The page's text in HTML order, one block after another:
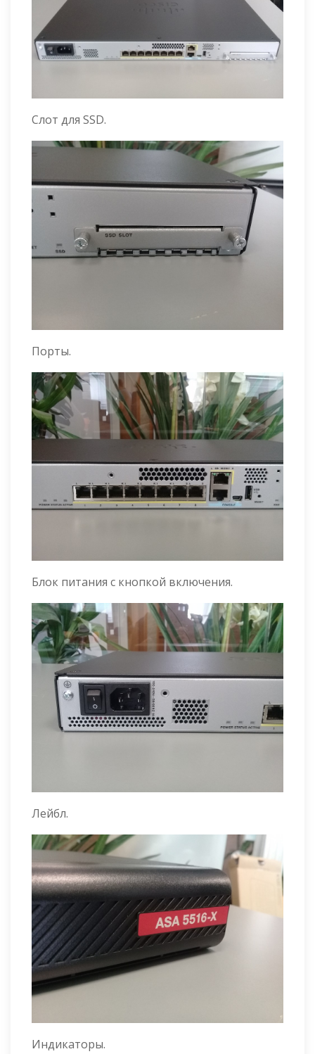
Слот для SSD.
Порты.
Блок питания с кнопкой включения.
Лейбл.
Индикаторы.